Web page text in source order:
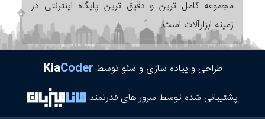
مجموعه کامل ترین و دقیق ترین پایگاه اینترنتی در
زمینه ابزارآلات است.
طراحی و پیاده سازی و سئو توسط KiaCoder
پشتیبانی شده توسط سرور های قدرتمند